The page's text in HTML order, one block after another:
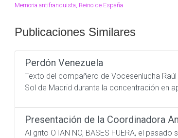
Memoria antifranquista, Reino de España
Publicaciones Similares
Perdón Venezuela
Texto del compañero de Vocesenlucha
Sol de Madrid durante la concentración en
Presentación de la Coordinadora
Al grito OTAN NO, BASES FUERA, el